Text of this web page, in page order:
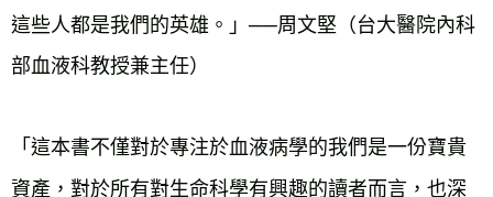
這些人都是我們的英雄。」──周文堅（台大醫院內科
部血液科教授兼主任）
「這本書不僅對於專注於血液病學的我們是一份寶貴
資產，對於所有對生命科學有興趣的讀者而言，也深